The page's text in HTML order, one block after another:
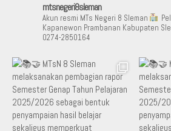
mtsnegeri8sleman
Akun resmi MTs Negeri 8 Sleman
Kapanewon Prambanan Kabupaten
0274-2850164